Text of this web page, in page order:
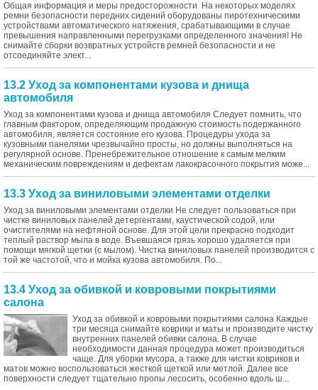
Общая информация и меры предосторожности На некоторых моделях
ремни безопасности передних сидений оборудованы пиротехническими
устройствами автоматического натяжения, срабатывающими в случае
превышения направленными перегрузками определенного значения! Не
снимайте сборки возвратных устройств ремней безопасности и не
отсоединяйте элект...
13.2 Уход за компонентами кузова и днища
автомобиля
Уход за компонентами кузова и днища автомобиля Следует помнить, что
главным фактором, определяющим продажную стоимость подержанного
автомобиля, является состояние его кузова. Процедуры ухода за
кузовными панелями чрезвычайно просты, но должны выполняться на
регулярной основе. Пренебрежительное отношение к самым мелким
механическим повреждениям и дефектам лакокрасочного покрытия може...
13.3 Уход за виниловыми элементами отделки
Уход за виниловыми элементами отделки Не следует пользоваться при
чистке виниловых панелей детергентами, каустической содой, или
очистителями на нефтяной основе. Для этой цели прекрасно подходит
теплый раствор мыла в воде. Въевшаяся грязь хорошо удаляется при
помощи мягкой щетки (с мылом). Чистка виниловых панелей производится с
той же частотой, что и мойка кузова автомобиля. По...
13.4 Уход за обивкой и ковровыми покрытиями
салона
Уход за обивкой и ковровыми покрытиями салона Каждые
три месяца снимайте коврики и маты и производите чистку
внутренних панелей обивки салона. В случае
необходимости данная процедура может производиться
чаще. Для уборки мусора, а также для чистки ковриков и
матов можно воспользоваться жесткой щеткой или метлой. Далее все
поверхности следует тщательно пропы лесосить, особенно вдоль ш...